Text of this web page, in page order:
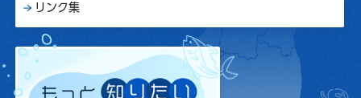
リンク集